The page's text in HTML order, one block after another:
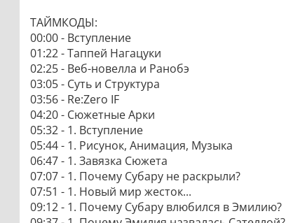
ТАЙМКОДЫ:
00:00 - Вступление
01:22 - Таппей Нагацуки
02:25 - Веб-новелла и Ранобэ
03:05 - Суть и Структура
03:56 - Re:Zero IF
04:20 - Сюжетные Арки
05:32 - 1. Вступление
05:44 - 1. Рисунок, Анимация, Музыка
06:47 - 1. Завязка Сюжета
07:07 - 1. Почему Субару не раскрыли?
07:51 - 1. Новый мир жесток...
09:12 - 1. Почему Субару влюбился в Эмилию?